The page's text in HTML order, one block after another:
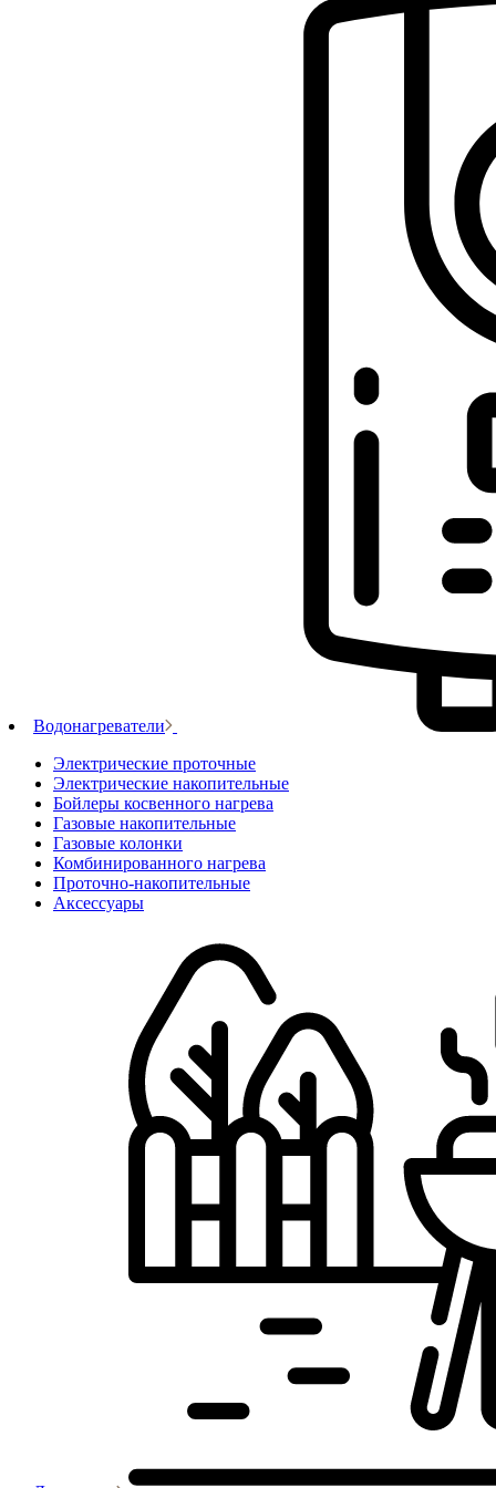
Водонагреватели
Электрические проточные
Электрические накопительные
Бойлеры косвенного нагрева
Газовые накопительные
Газовые колонки
Комбинированного нагрева
Проточно-накопительные
Аксессуары